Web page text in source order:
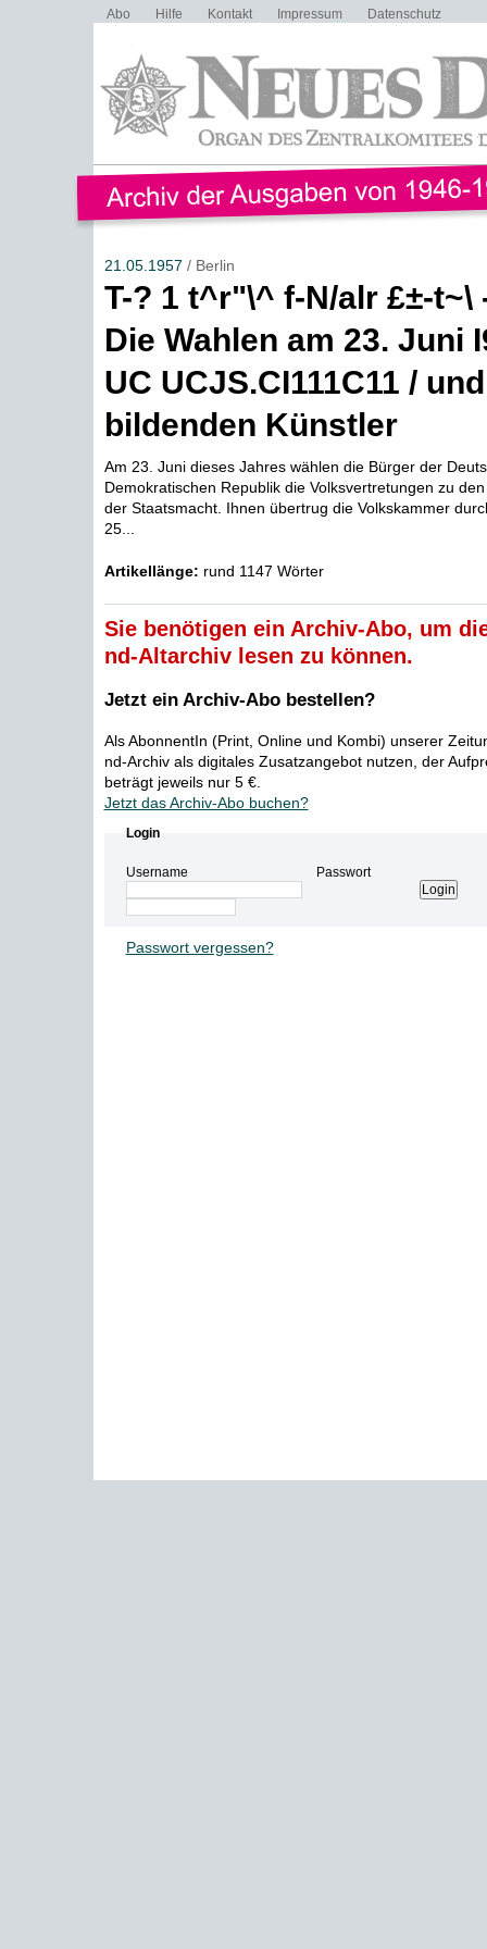
Abo Hilfe Kontakt Impressum Datenschutz
21.05.1957 / Berlin
T-? 1 t^r"\^ f-N/alr £±-t~\
Die Wahlen am 23. Juni
UC UCJS.CI111C11 /
bildenden Künstler
Am 23. Juni dieses Jahres wählen die Bürger der
Demokratischen Republik die Volksvertretungen zu
der Staatsmacht. Ihnen übertrug die Volkskammer
25...
Artikellänge: rund 1147 Wörter
Sie benötigen ein Archiv-Abo, um
nd-Altarchiv lesen zu können.
Jetzt ein Archiv-Abo bestellen?
Als AbonnentIn (Print, Online und Kombi) unserer
nd-Archiv als digitales Zusatzangebot nutzen, der
beträgt jeweils nur 5 €.
Jetzt das Archiv-Abo buchen?
Login
Username Passwort
Passwort vergessen?